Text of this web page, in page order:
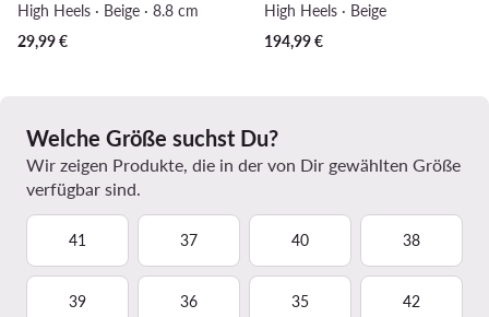
High Heels · Beige · 8.8 cm
29,99€
High Heels · Beige
194,99€
Welche Größe suchst Du?
Wir zeigen Produkte, die in der von Dir gewählten Größe
verfügbar sind.
41 37 40 38
39 36 35 42